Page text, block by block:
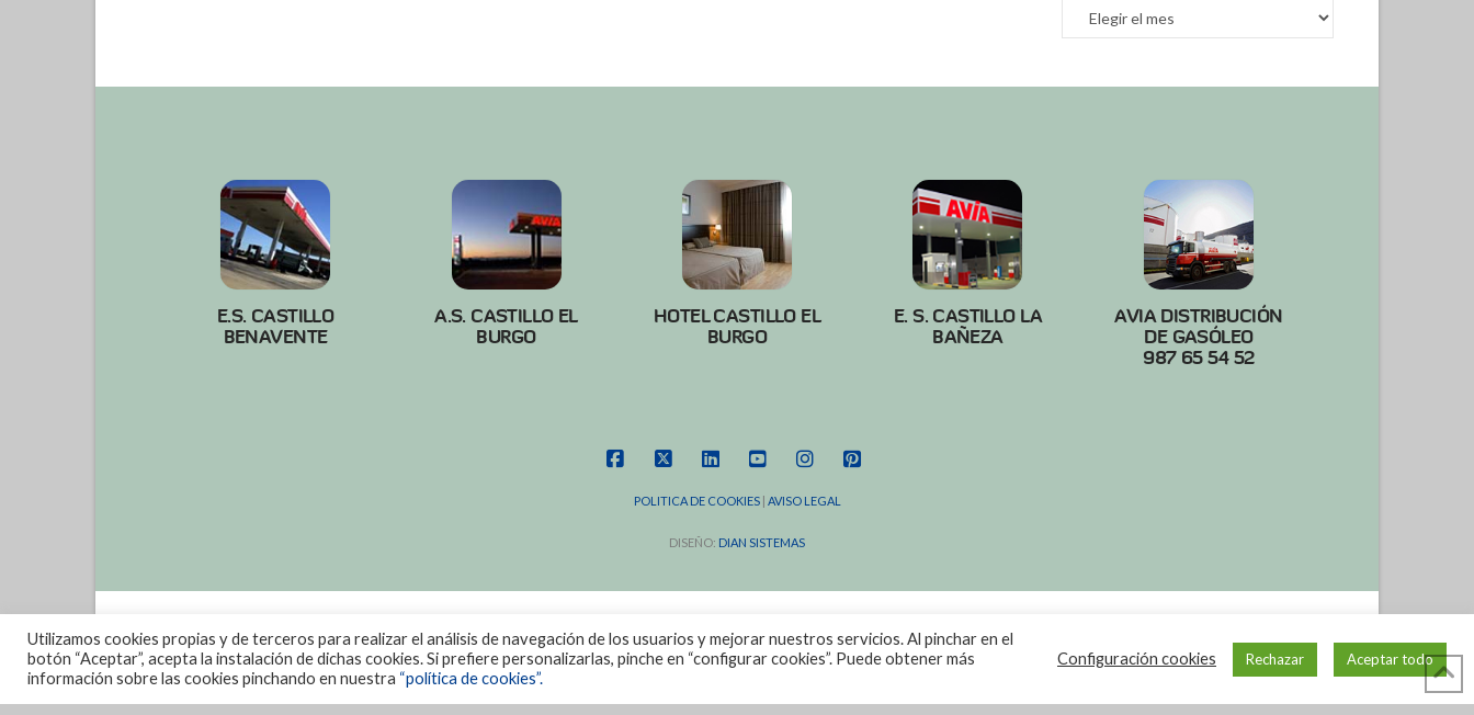
Archivos
E.S. CASTILLO
BENAVENTE
A.S. CASTILLO EL
BURGO
HOTEL CASTILLO EL
BURGO
E. S. CASTILLO LA
BAÑEZA
AVIA DISTRIBUCIÓN
DE GASÓLEO
987 65 54 52
POLITICA DE COOKIES| AVISO LEGAL
DISEÑO: DIAN SISTEMAS
Utilizamos cookies propias y de terceros para realizar el análisis de navegación de los usuarios y mejorar nuestros servicios. Al pinchar en el
botón “Aceptar”, acepta la instalación de dichas cookies. Si prefiere personalizarlas, pinche en “configurar cookies”. Puede obtener más
información sobre las cookies pinchando en nuestra “política de cookies”.
Configuración cookies Rechazar Aceptar todo